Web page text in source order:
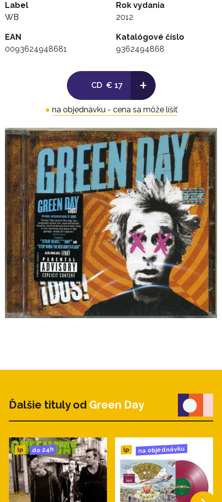
6. Makeout Party
7. Stray Heart
10. Lady Cobra
11. Nightlife (ft. Lady Cobra)
12. Wow! That's Loud
13. Amy
Label
WB
Rok vydania
2012
EAN
0093624948681
Katalógové číslo
9362494868
CD € 17 +
● na objednávku - cena sa môže líšiť
Ďalšie tituly od Green Day
lp do 24h lp na objednávku